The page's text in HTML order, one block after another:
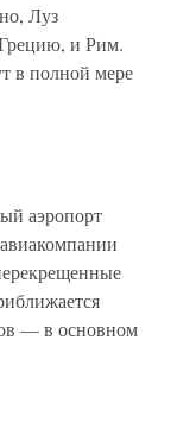
Луз
и Рим.
в полной мере
аэропорт
— в основном